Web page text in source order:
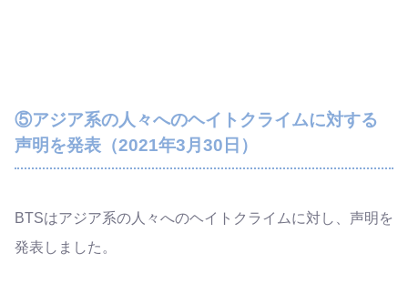
⑤アジア系の人々へのヘイトクライムに対する
声明を発表（2021年3月30日）
BTSはアジア系の人々へのヘイトクライムに対し、声明を
発表しました。